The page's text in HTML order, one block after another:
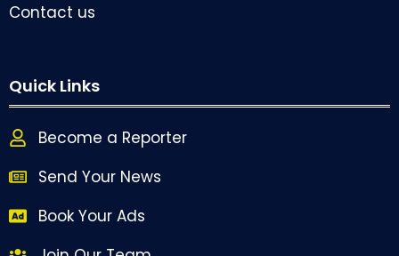
Contact us
Quick Links
Become a Reporter
Send Your News
Book Your Ads